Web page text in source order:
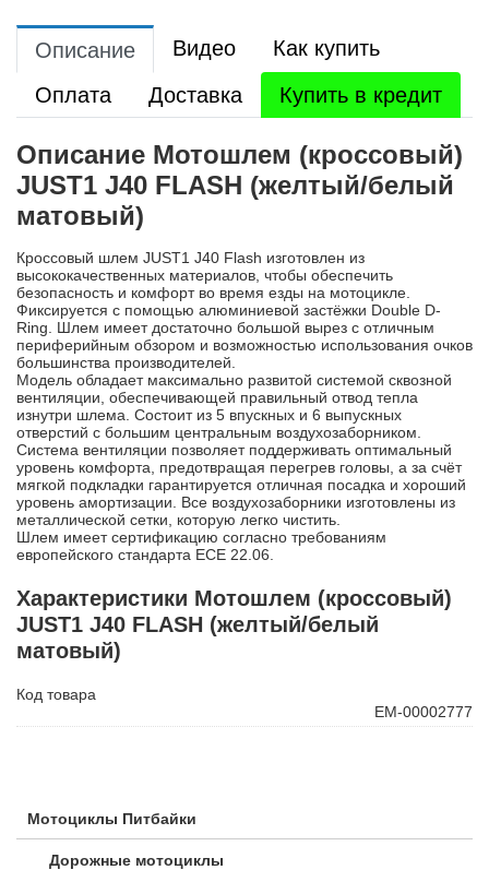
Мотоциклы Питбайки
Дорожные мотоциклы
Описание Видео
Как купить
Оплата
Доставка Купить в кредит
Описание Мотошлем (кроссовый)
JUST1 J40 FLASH (желтый/белый
матовый)
Кроссовый шлем JUST1 J40 Flash изготовлен из
высококачественных материалов, чтобы обеспечить
безопасность и комфорт во время езды на мотоцикле.
Фиксируется с помощью алюминиевой застёжки Double D-
Ring. Шлем имеет достаточно большой вырез с отличным
периферийным обзором и возможностью использования очков
большинства производителей.
Модель обладает максимально развитой системой сквозной
вентиляции, обеспечивающей правильный отвод тепла
изнутри шлема. Состоит из 5 впускных и 6 выпускных
отверстий с большим центральным воздухозаборником.
Система вентиляции позволяет поддерживать оптимальный
уровень комфорта, предотвращая перегрев головы, а за счёт
мягкой подкладки гарантируется отличная посадка и хороший
уровень амортизации. Все воздухозаборники изготовлены из
металлической сетки, которую легко чистить.
Шлем имеет сертификацию согласно требованиям
европейского стандарта ЕCE 22.06.
Характеристики Мотошлем (кроссовый)
JUST1 J40 FLASH (желтый/белый
матовый)
Код товара
ЕМ-00002777